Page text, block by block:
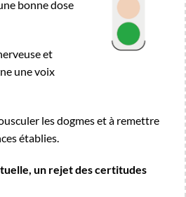
bonne dose
et
une voix
les dogmes et à remettre
établies.
un rejet des certitudes